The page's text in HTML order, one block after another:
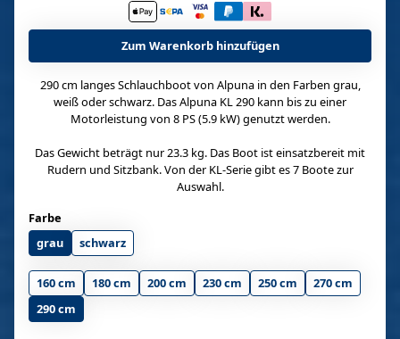
Zum Warenkorb hinzufügen
290 cm langes Schlauchboot von Alpuna in den Farben grau,
weiß oder schwarz. Das Alpuna KL 290 kann bis zu einer
Motorleistung von 8 PS (5.9 kW) genutzt werden.
Das Gewicht beträgt nur 23.3 kg. Das Boot ist einsatzbereit mit
Rudern und Sitzbank. Von der KL-Serie gibt es 7 Boote zur
Auswahl.
Farbe
grau
schwarz
160 cm 180 cm 200 cm 230 cm 250 cm
270 cm
290 cm